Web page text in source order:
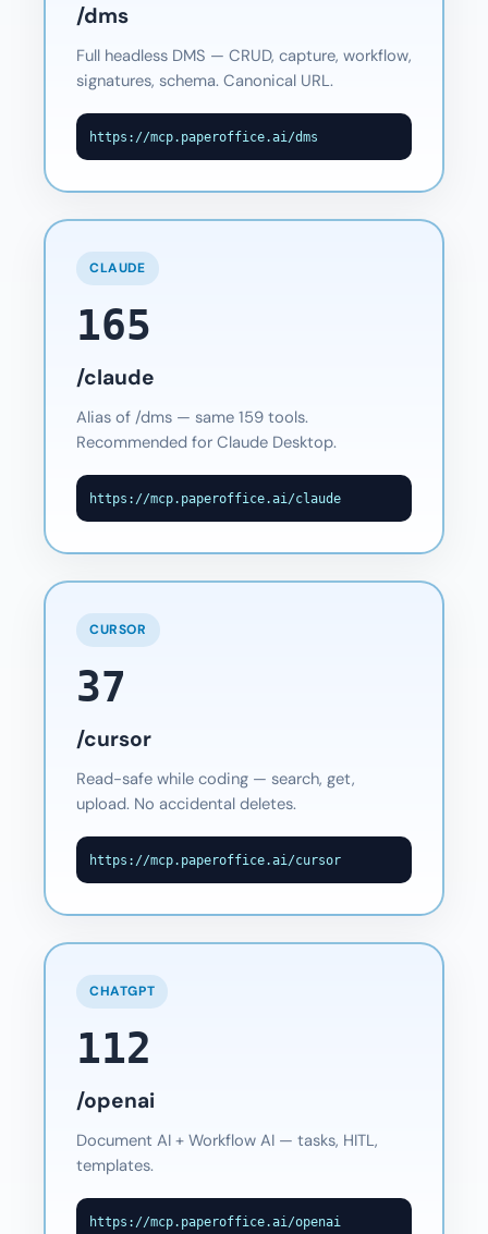
/dms
Full headless DMS — CRUD, capture, workflow,
signatures, schema. Canonical URL.
https://mcp.paperoffice.ai/dms
CLAUDE
165
/claude
Alias of /dms — same 159 tools.
Recommended for Claude Desktop.
https://mcp.paperoffice.ai/claude
CURSOR
37
/cursor
Read-safe while coding — search, get,
upload. No accidental deletes.
https://mcp.paperoffice.ai/cursor
CHATGPT
112
/openai
Document AI + Workflow AI — tasks, HITL,
templates.
https://mcp.paperoffice.ai/openai